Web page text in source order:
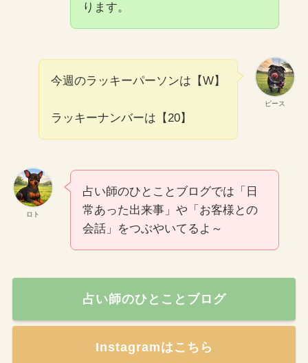
ります。
ピース
今週のラッキーパーソンは【W】
ラッキーナンバーは【20】
ロト
占い師のひとことブログでは「日
常あった出来事」や「お客様との
会話」をつぶやいてるよ～
占い師のひとことブログ
Instagramはこちら